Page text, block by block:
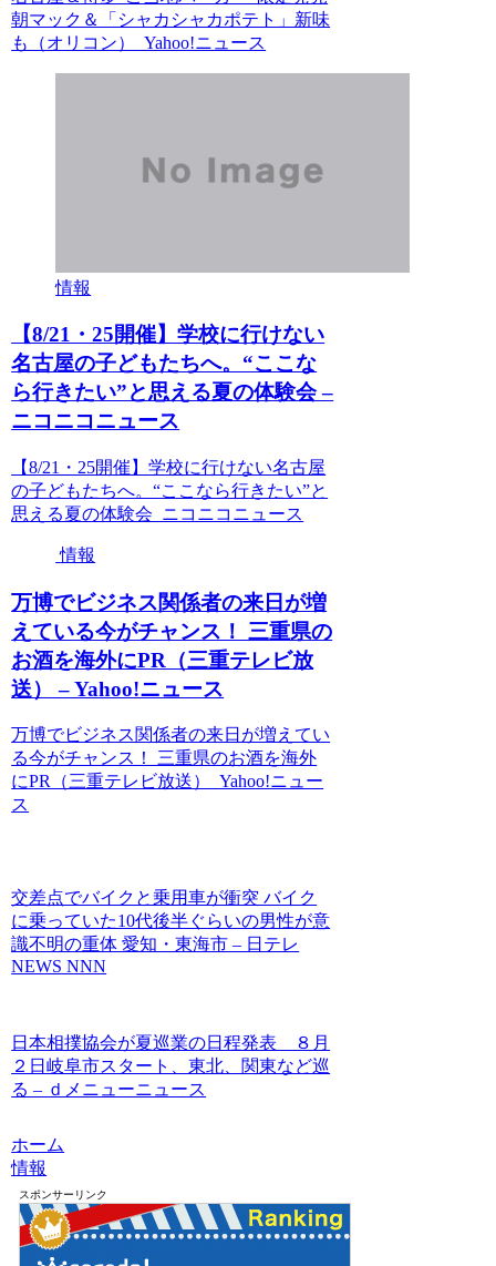
朝マック＆「シャカシャカポテト」新味
も（オリコン） Yahoo!ニュース
情報
【8/21・25開催】学校に行けない
名古屋の子どもたちへ。“ここな
ら行きたい”と思える夏の体験会 –
ニコニコニュース
【8/21・25開催】学校に行けない名古屋
の子どもたちへ。“ここなら行きたい”と
思える夏の体験会 ニコニコニュース
情報
万博でビジネス関係者の来日が増
えている今がチャンス！ 三重県の
お酒を海外にPR（三重テレビ放
送） – Yahoo!ニュース
万博でビジネス関係者の来日が増えてい
る今がチャンス！ 三重県のお酒を海外
にPR（三重テレビ放送） Yahoo!ニュー
ス
交差点でバイクと乗用車が衝突 バイク
に乗っていた10代後半ぐらいの男性が意
識不明の重体 愛知・東海市 – 日テレ
NEWS NNN
日本相撲協会が夏巡業の日程発表 ８月
２日岐阜市スタート、東北、関東など巡
る – ｄメニューニュース
ホーム
情報
スポンサーリンク